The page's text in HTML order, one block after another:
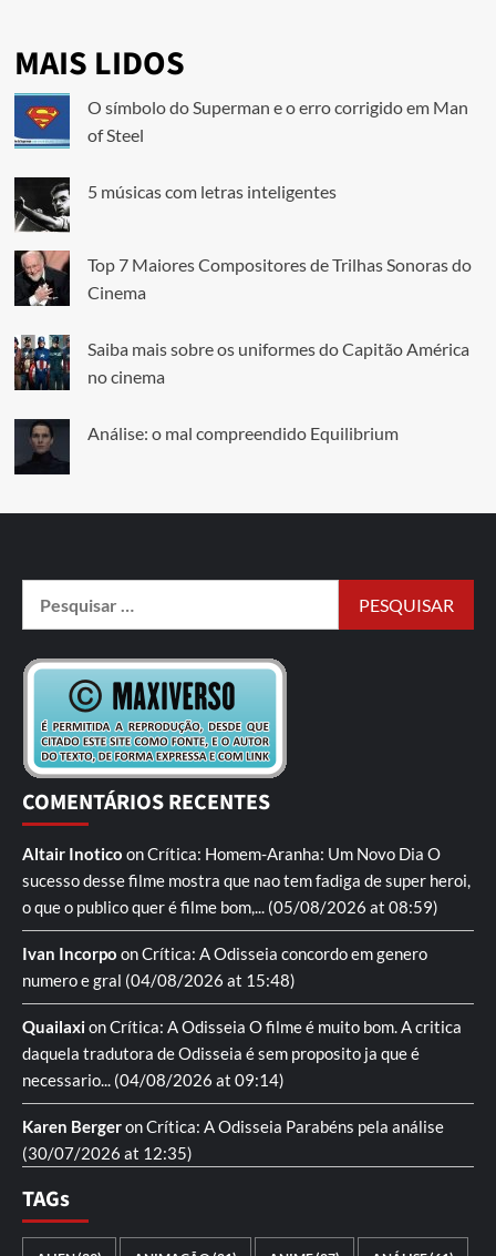
MAIS LIDOS
O símbolo do Superman e o erro corrigido em Man
of Steel
5 músicas com letras inteligentes
Top 7 Maiores Compositores de Trilhas Sonoras do
Cinema
Saiba mais sobre os uniformes do Capitão América
no cinema
Análise: o mal compreendido Equilibrium
COMENTÁRIOS RECENTES
Altair Inotico onCrítica: Homem-Aranha: Um Novo Dia O
sucesso desse filme mostra que nao tem fadiga de super heroi,
o que o publico quer é filme bom,... (05/08/2026 at 08:59)
Ivan Incorpo onCrítica: A Odisseia concordo em genero
numero e gral (04/08/2026 at 15:48)
QuailaxionCrítica: A Odisseia O filme é muito bom. A critica
daquela tradutora de Odisseia é sem proposito ja que é
necessario... (04/08/2026 at 09:14)
Karen BergeronCrítica: A Odisseia Parabéns pela análise
(30/07/2026 at 12:35)
TAGs